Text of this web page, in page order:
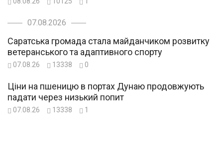
07.08.2026
Саратська громада стала майданчиком розвитку
ветеранського та адаптивного спорту
07.08.26 13338 0
Ціни на пшеницю в портах Дунаю продовжують
падати через низький попит
07.08.26 13338 1